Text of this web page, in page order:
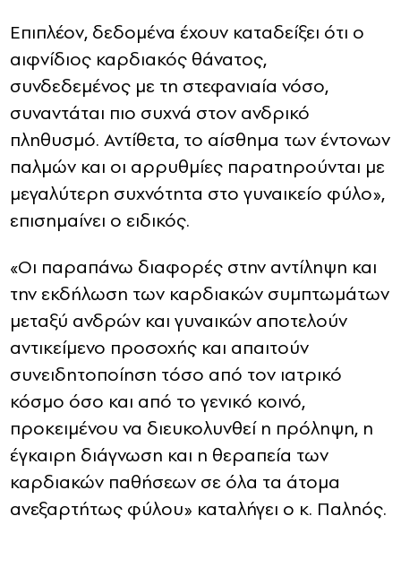
Επιπλέον, δεδομένα έχουν καταδείξει ότι ο
αιφνίδιος καρδιακός θάνατος,
συνδεδεμένος με τη στεφανιαία νόσο,
συναντάται πιο συχνά στον ανδρικό
πληθυσμό. Αντίθετα, το αίσθημα των έντονων
παλμών και οι αρρυθμίες παρατηρούνται με
μεγαλύτερη συχνότητα στο γυναικείο φύλο»,
επισημαίνει ο ειδικός.
«Οι παραπάνω διαφορές στην αντίληψη και
την εκδήλωση των καρδιακών συμπτωμάτων
μεταξύ ανδρών και γυναικών αποτελούν
αντικείμενο προσοχής και απαιτούν
συνειδητοποίηση τόσο από τον ιατρικό
κόσμο όσο και από το γενικό κοινό,
προκειμένου να διευκολυνθεί η πρόληψη, η
έγκαιρη διάγνωση και η θεραπεία των
καρδιακών παθήσεων σε όλα τα άτομα
ανεξαρτήτως φύλου» καταλήγει ο κ. Παληός.